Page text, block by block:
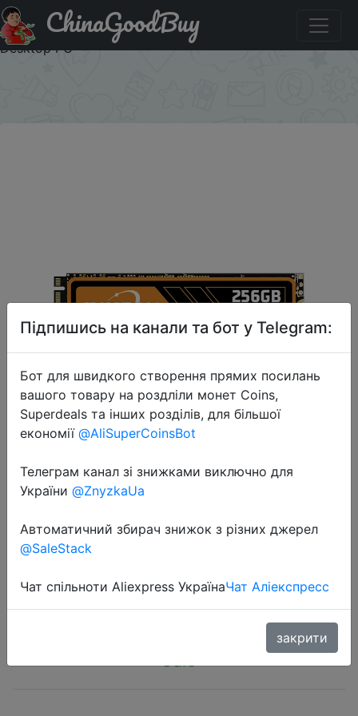
Придбати по знижці M2 NGFF SATA3 SSD 1TB M.2 NGFF
SSD 2280 Internal Solid State Drive Hard Disk for Laptop
Desktop PC
ChinaGoodBuy
2023-03-24
M2 NGFF SATA3 SSD 1TB M.2 NGFF
Hard Disk for Laptop Desktop PC
$31.62
Підпишись на канали та бот у Telegram:
Бот для швидкого створення прямих посилань
вашого товару на роздліли монет Coins,
Superdeals та інших розділів, для більшої
економії @AliSuperCoinsBot
Телеграм канал зі знижками виключно для
України @ZnyzkaUa
Автоматичний збирач знижок з різних джерел
@SaleStack
Чат спільноти Aliexpress УкраїнаЧат Аліекспресс
закрити